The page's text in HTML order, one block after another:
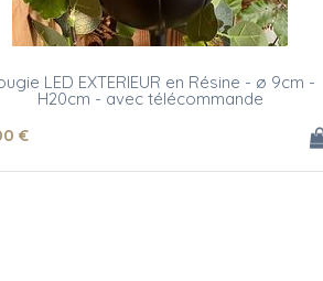
LED EXTERIEUR en Résine - ø 9cm -
H20cm - avec télécommande
€